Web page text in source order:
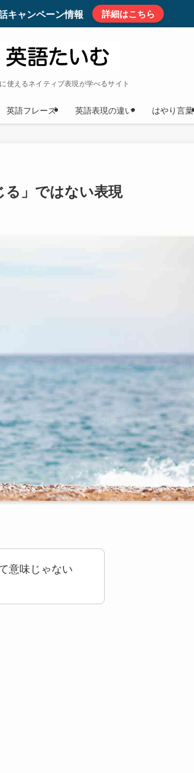
キャンペーン情報 詳細はこちら
使えるネイティブ表現が学べるサイト
英語フレーズ 英語表現の違い はやり言葉
」ではない表現
意味じゃない